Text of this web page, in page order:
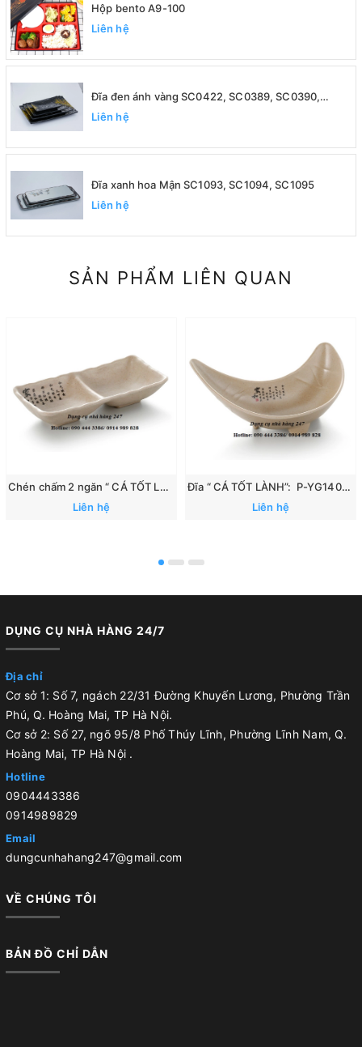
Hộp bento A9-100
Liên hệ
Đĩa đen ánh vàng SC0422, SC0389, SC0390,
SC0391
Liên hệ
Đĩa xanh hoa Mận SC1093, SC1094, SC1095
Liên hệ
SẢN PHẨM LIÊN QUAN
Chén chấm 2 ngăn “ CÁ TỐT LÀNH”: 167
Liên hệ
Đĩa “ CÁ TỐT LÀNH”: P-YG140070
Liên hệ
DỤNG CỤ NHÀ HÀNG 24/7
Địa chỉ
Cơ sở 1: Số 7, ngách 22/31 Đường Khuyến Lương, Phường Trần
Phú, Q. Hoàng Mai, TP Hà Nội.
Cơ sở 2: Số 27, ngõ 95/8 Phố Thúy Lĩnh, Phường Lĩnh Nam, Q.
Hoàng Mai, TP Hà Nội .
Hotline
0904443386
0914989829
Email
dungcunhahang247@gmail.com
VỀ CHÚNG TÔI
BẢN ĐỒ CHỈ DẪN